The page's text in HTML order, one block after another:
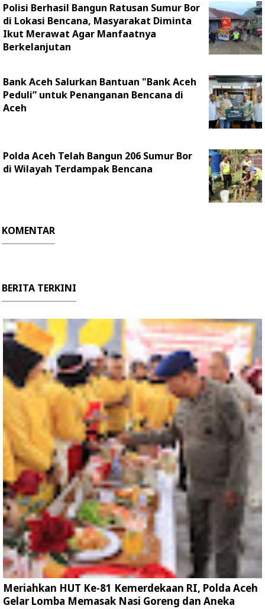
Polisi Berhasil Bangun Ratusan Sumur Bor
di Lokasi Bencana, Masyarakat Diminta
Ikut Merawat Agar Manfaatnya
Berkelanjutan
Bank Aceh Salurkan Bantuan "Bank Aceh
Peduli” untuk Penanganan Bencana di
Aceh
Polda Aceh Telah Bangun 206 Sumur Bor
di Wilayah Terdampak Bencana
KOMENTAR
BERITA TERKINI
Meriahkan HUT Ke-81 Kemerdekaan RI, Polda Aceh
Gelar Lomba Memasak Nasi Goreng dan Aneka